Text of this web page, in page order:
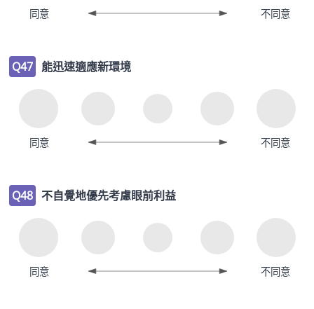
同意 不同意
Q47 能迅速適應新環境
同意 不同意
Q48 不自覺地優先考慮眼前利益
同意 不同意